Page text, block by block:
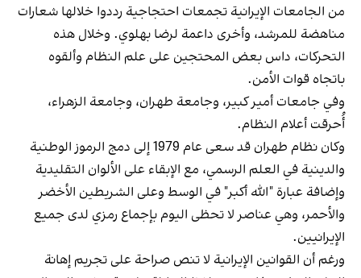
من الجامعات الإيرانية تجمعات احتجاجية رددوا خلالها شعارات
مناهضة للمرشد، وأخرى داعمة لرضا بهلوي. وخلال هذه
التحركات، داس بعض المحتجين على علم النظام وألقوه
باتجاه قوات الأمن.
وفي جامعات أمير كبير، وجامعة طهران، وجامعة الزهراء،
أُحرقت أعلام النظام.
وكان نظام طهران قد سعى عام 1979 إلى دمج الرموز الوطنية
والدينية في العلم الرسمي، مع الإبقاء على الألوان التقليدية
وإضافة عبارة "الله أكبر" في الوسط وعلى الشريطين الأخضر
والأحمر، وهي عناصر لا تحظى اليوم بإجماع رمزي لدى جميع
الإيرانيين.
ورغم أن القوانين الإيرانية لا تنص صراحة على تجريم إهانة